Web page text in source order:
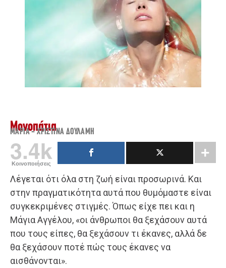
Μονοπάτια
ΜΑΡΊΑ - ΧΡΙΣΤΊΝΑ ΔΟΥΛΆΜΗ
3.4k
Κοινοποιήσεις
Λέγεται ότι όλα στη ζωή είναι προσωρινά. Και
στην πραγματικότητα αυτά που θυμόμαστε είναι
συγκεκριμένες στιγμές. Όπως είχε πει και η
Μάγια Αγγέλου, «οι άνθρωποι θα ξεχάσουν αυτά
που τους είπες, θα ξεχάσουν τι έκανες, αλλά δε
θα ξεχάσουν ποτέ πώς τους έκανες να
αισθάνονται».